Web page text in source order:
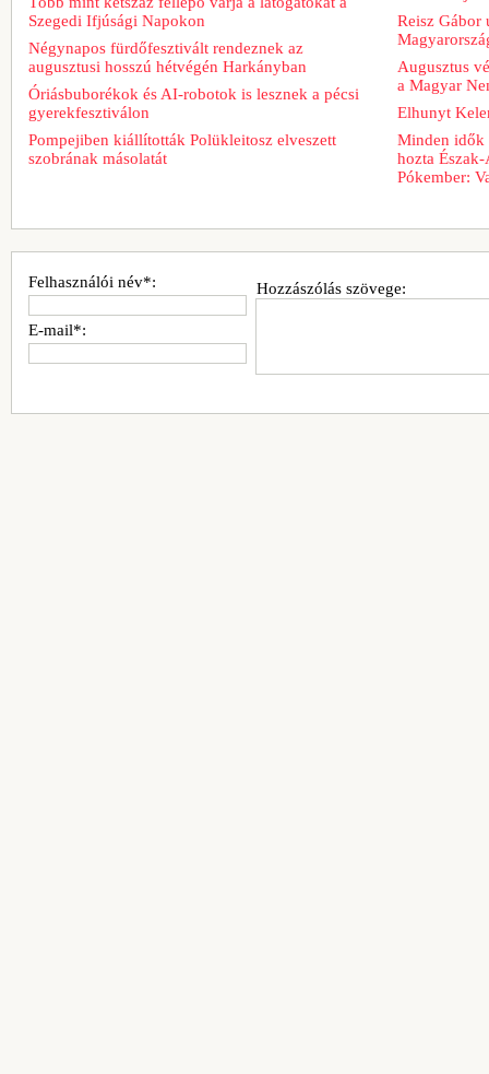
Szegedi Ifjúsági Napokon
Négynapos fürdőfesztivált rendeznek az
augusztusi hosszú hétvégén Harkányban
Óriásbuborékok és AI-robotok is lesznek a pécsi
gyerekfesztiválon
Pompejiben kiállították Polükleitosz elveszett
szobrának másolatát
Reisz Gábor
Augusztus
a Magyar
Elhunyt
Minden idők
hozta
Pókember:
Hozzászólás szövege:
Felhasználói név*:
E-mail*: